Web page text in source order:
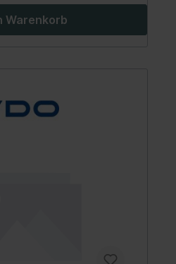
Warenkorb